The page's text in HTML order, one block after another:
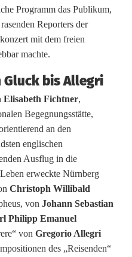
Programm das Publikum,
Reporters der
mit dem freien
machte.
bis Allegri
Elisabeth Fichtner,
Begegnungsstätte,
an den
englischen
Ausflug in die
erweckte Nürnberg
Christoph Willibald
von Johann Sebastian
Philipp Emanuel
von Gregorio Allegri
des „Reisenden“